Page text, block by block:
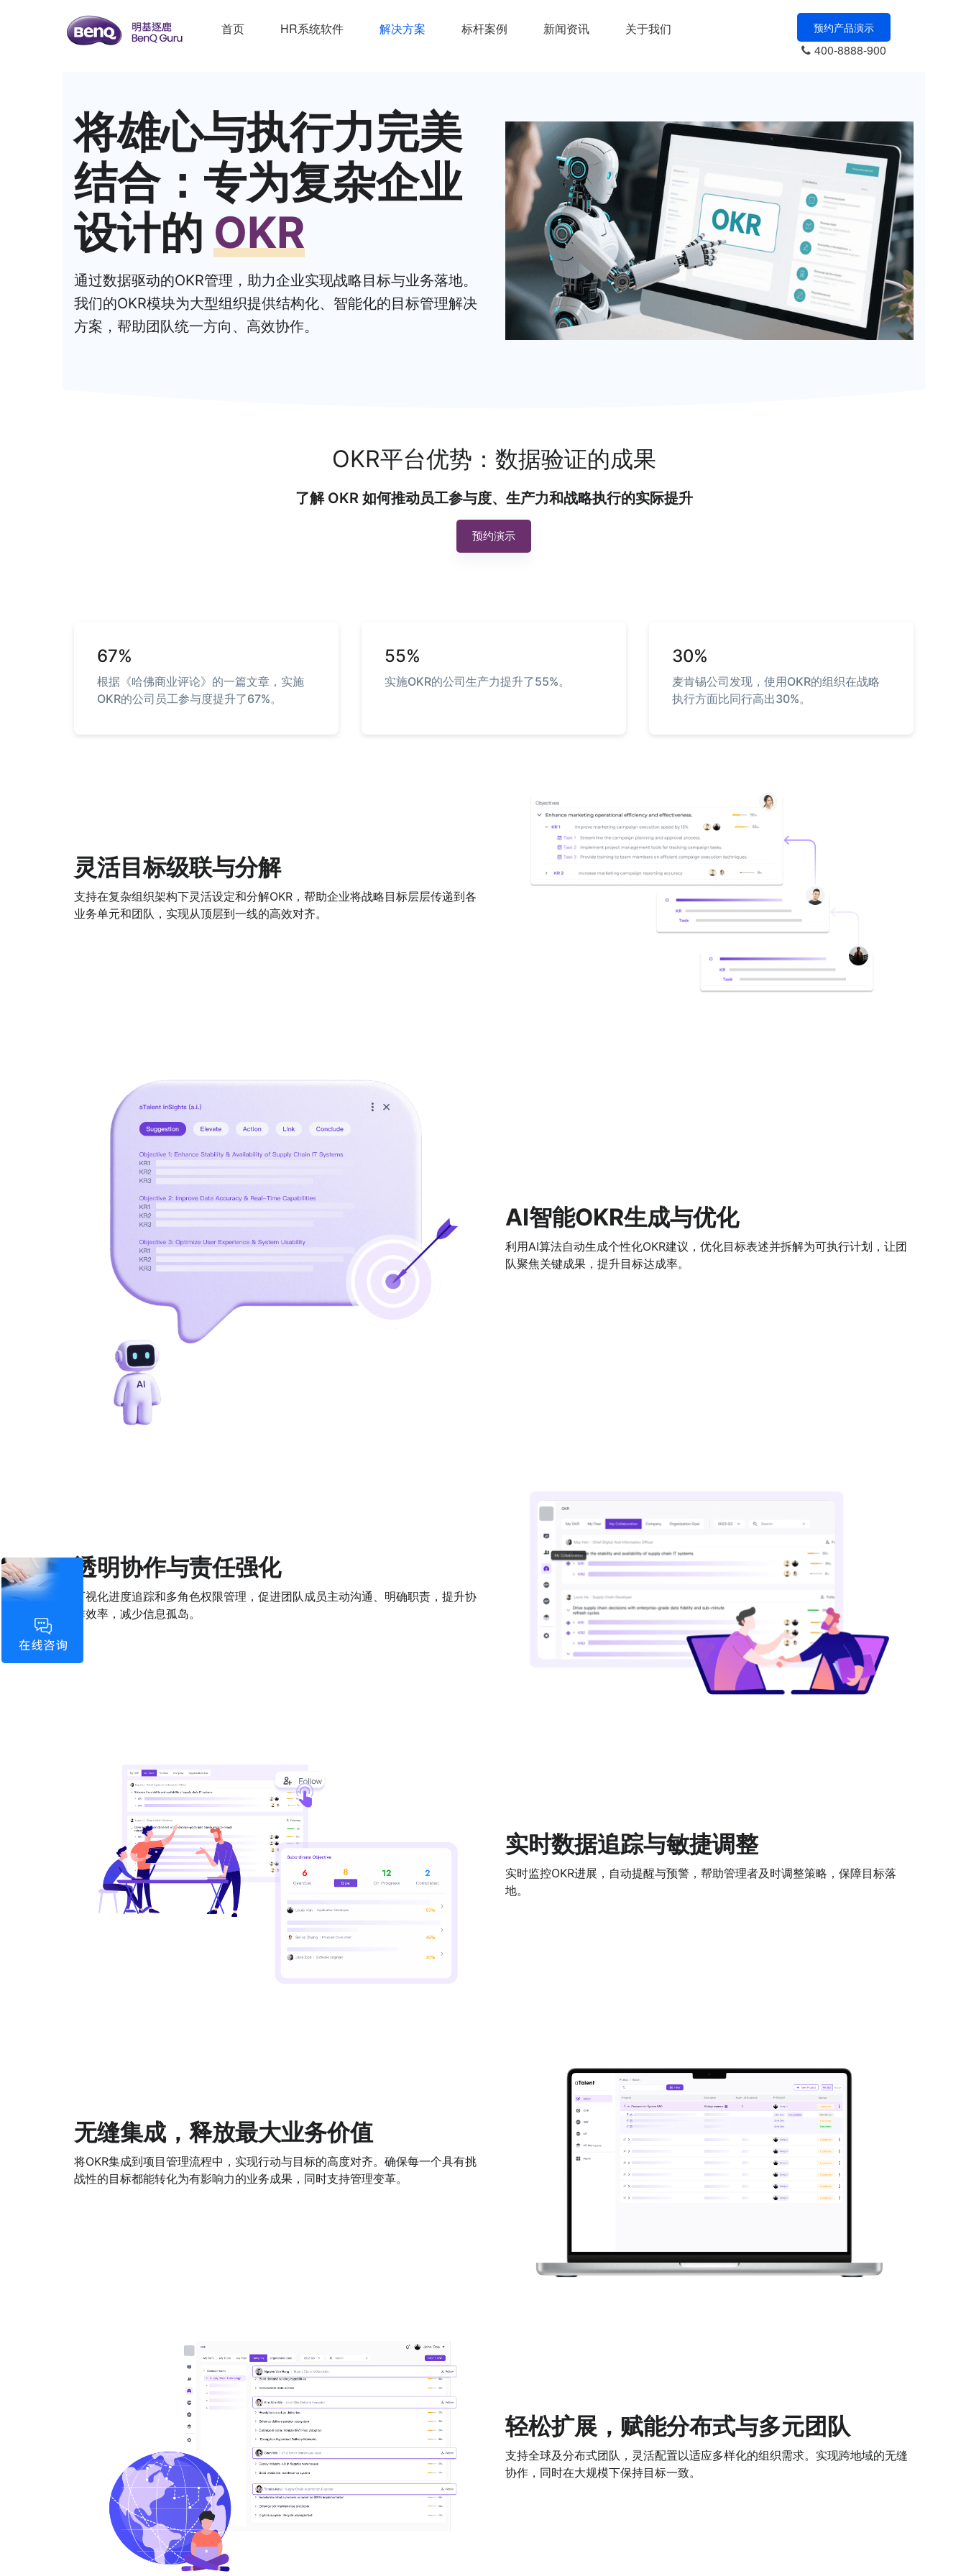
首页 HR系统软件 解决方案 标杆案例 新闻资讯 关于我们 预约产品演示
400-8888-900